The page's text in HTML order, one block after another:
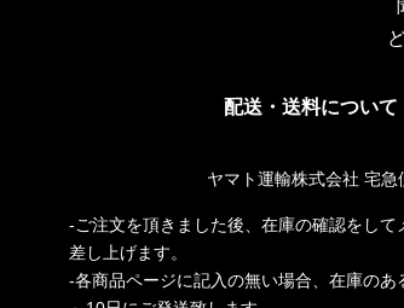
配送・送料について
ヤマト運輸株式会社 宅急
-ご注文を頂きました後、在庫の確認をして
差し上げます。
-各商品ページに記入の無い場合、在庫のあ